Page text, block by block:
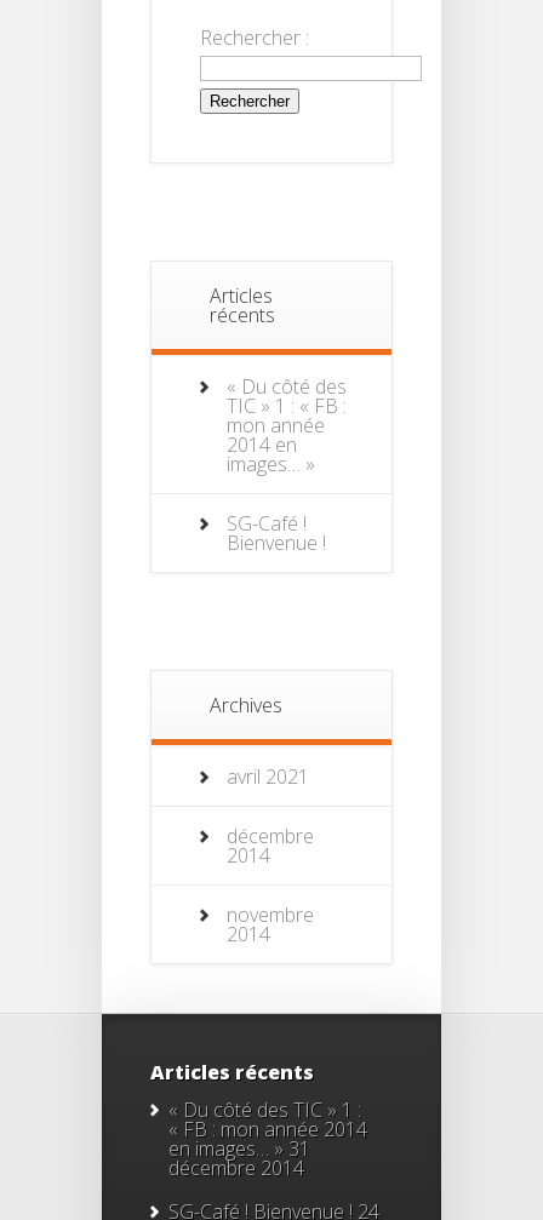
Rechercher :
Articles
récents
« Du côté des
TIC » 1 : « FB :
mon année
2014 en
images… »
SG-Café !
Bienvenue !
Archives
avril 2021
décembre
2014
novembre
2014
Articles récents
« Du côté des TIC » 1 :
« FB : mon année 2014
en images… » 31
décembre 2014
SG-Café ! Bienvenue ! 24